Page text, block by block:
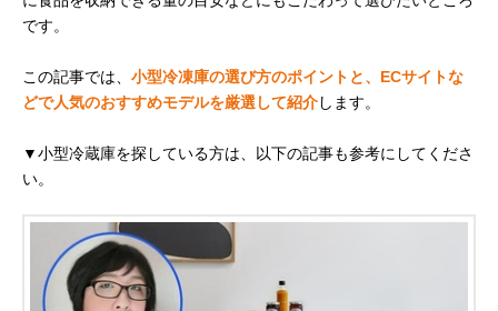
です。
この記事では、 小型冷凍庫の選び方のポイントと、ECサイトな
どで人気のおすすめモデルを厳選して紹介します。
▼小型冷蔵庫を探している方は、以下の記事も参考にしてくださ
い。